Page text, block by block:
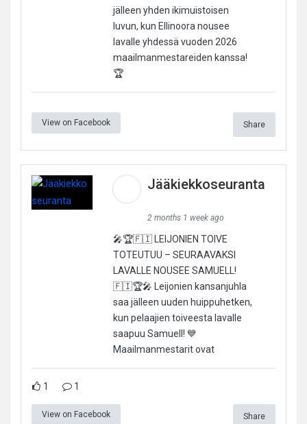
jälleen yhden ikimuistoisen
luvun, kun Ellinoora nousee
lavalle yhdessä vuoden 2026
maailmanmestareiden kanssa!
🏆
View on Facebook Share
Jääkiekkoseuranta
2 months 1 week ago
🎤🏆🇫🇮 LEIJONIEN TOIVE
TOTEUTUU – SEURAAVAKSI
LAVALLE NOUSEE SAMUELL!
🇫🇮🏆🎤 Leijonien kansanjuhla
saa jälleen uuden huippuhetken,
kun pelaajien toiveesta lavalle
saapuu Samuell! 💙
Maailmanmestarit ovat
1 1
View on Facebook Share